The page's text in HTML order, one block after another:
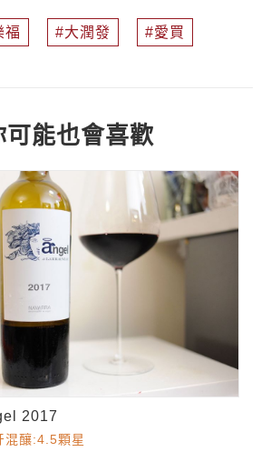
福 大潤發 愛買
可能也會喜歡
2017
混釀:4.5顆星